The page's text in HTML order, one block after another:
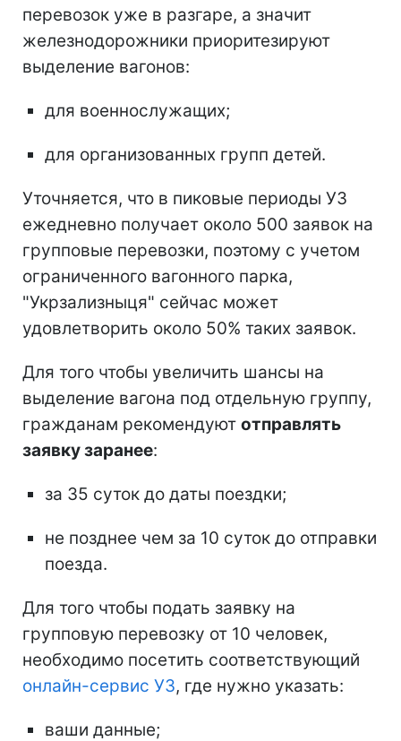
перевозок уже в разгаре, а значит
железнодорожники приоритезируют
выделение вагонов:
для военнослужащих;
для организованных групп детей.
Уточняется, что в пиковые периоды УЗ
ежедневно получает около 500 заявок на
групповые перевозки, поэтому с учетом
ограниченного вагонного парка,
"Укрзализныця" сейчас может
удовлетворить около 50% таких заявок.
Для того чтобы увеличить шансы на
выделение вагона под отдельную группу,
гражданам рекомендуют отправлять
заявку заранее:
за 35 суток до даты поездки;
не позднее чем за 10 суток до отправки
поезда.
Для того чтобы подать заявку на
групповую перевозку от 10 человек,
необходимо посетить соответствующий
онлайн-сервис УЗ, где нужно указать:
ваши данные;